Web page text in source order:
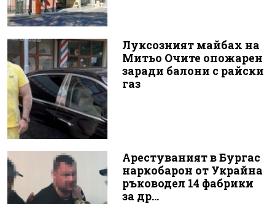
Луксозният майбах на
Митьо Очите опожарен
заради балони с райски
газ
Арестуваният в Бургас
наркобарон от Украйна
ръководел 14 фабрики
за др...